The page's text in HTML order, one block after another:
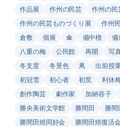
作品展
作州の民芸
作州の民
作州の民芸ものづくり展
作州
倉敷
個展 傘 備中櫓
八重の梅
公民館 再開 写
冬支度
冬景色 凧 出前授
初冠雪
初心者 初窯 利休
創作陶芸
劇作家 加納容子
勝央美術文学館
勝間田 勝間
勝間田焼同好会
勝間田焼復活会